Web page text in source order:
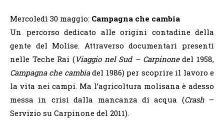
Mercoledì 30 maggio: Campagna che cambia
Un percorso dedicato alle origini contadine della
gente del Molise. Attraverso documentari presenti
nelle Teche Rai (Viaggio nel Sud – Carpinonedel 1958,
Campagna che cambiadel 1986) per scoprire il lavoro e
la vita nei campi. Ma l’agricoltura molisana è adesso
messa in crisi dalla mancanza di acqua (Crash–
Servizio su Carpinone del 2011).